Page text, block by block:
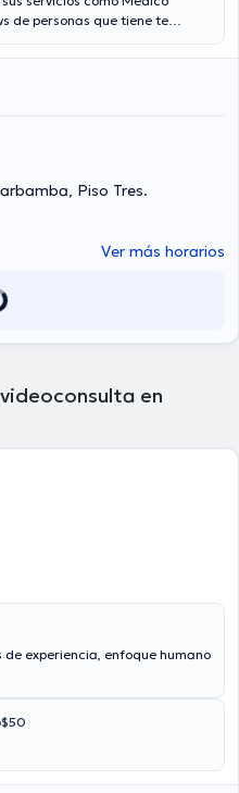
de personas que tiene te
Piso Tres.
Ver más horarios
en
$50